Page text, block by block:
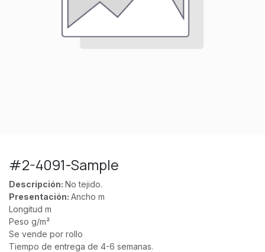
#2-4091-Sample
Descripción: No tejido.
Presentación: Ancho m
Longitud m
Peso g/m²
Se vende por rollo
Tiempo de entrega de 4-6 semanas.